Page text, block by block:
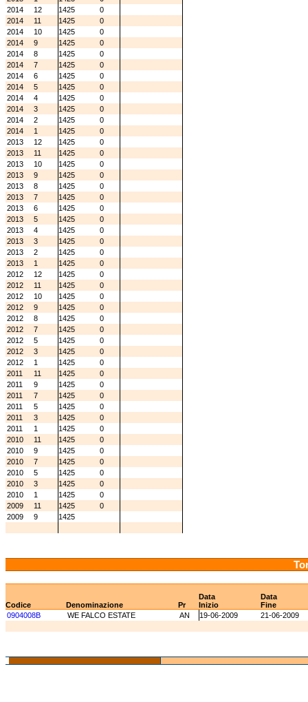
2014
12 1425
0
2014
11 1425
0
2014
10 1425
0
2014
9 1425
0
2014
8 1425
0
2014
7 1425
0
2014
6 1425
0
2014
5 1425
0
2014
4 1425
0
2014
3 1425
0
2014
2 1425
0
2014
1 1425
0
2013
12 1425
0
2013
11 1425
0
2013
10 1425
0
2013
9 1425
0
2013
8 1425
0
2013
7 1425
0
2013
6 1425
0
2013
5 1425
0
2013
4 1425
0
2013
3 1425
0
2013
2 1425
0
2013
1 1425
0
2012
12 1425
0
2012
11 1425
0
2012
10 1425
0
2012
9 1425
0
2012
8 1425
0
2012
7 1425
0
2012
5 1425
0
2012
3 1425
0
2012
1 1425
0
2011
11 1425
0
2011
9 1425
0
2011
7 1425
0
2011
5 1425
0
2011
3 1425
0
2011
1 1425
0
2010
11 1425
0
2010
9 1425
0
2010
7 1425
0
2010
5 1425
0
2010
3 1425
0
2010
1 1425
0
2009
11 1425
0
2009
9 1425
Data
Data
Codice
Denominazione Pr Inizio
Fine
0904008B
WE FALCO ESTATE AN 19-06-2009 21-06-2009